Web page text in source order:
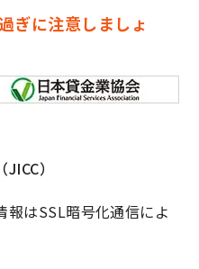
ぎに注意しましょ
）
はSSL暗号化通信によ